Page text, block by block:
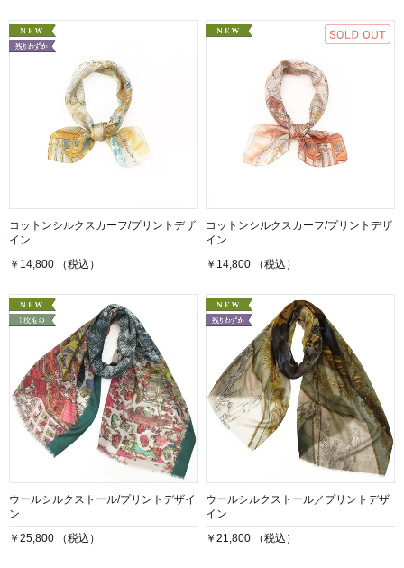
コットンシルクスカーフ/プリントデザ
イン
￥14,800 （税込）
コットンシルクスカーフ/プリントデザ
イン
￥14,800 （税込）
ウールシルクストール/プリントデザイ
ン
￥25,800 （税込）
ウールシルクストール／プリントデザ
イン
￥21,800 （税込）